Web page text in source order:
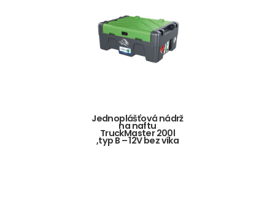
Jednoplášťová nádrž
na naftu
TruckMaster 200l
,typ B – 12V bez víka